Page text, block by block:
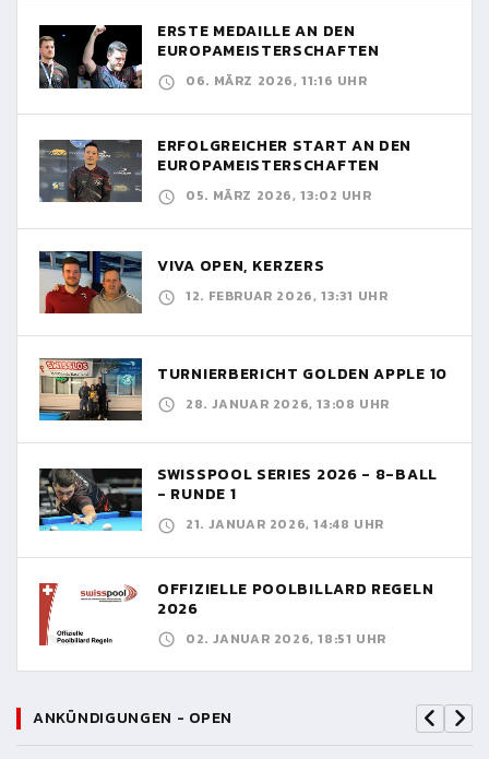
ERSTE MEDAILLE AN DEN
EUROPAMEISTERSCHAFTEN
06. MÄRZ 2026, 11:16 UHR
ERFOLGREICHER START AN DEN
EUROPAMEISTERSCHAFTEN
05. MÄRZ 2026, 13:02 UHR
VIVA OPEN, KERZERS
12. FEBRUAR 2026, 13:31 UHR
TURNIERBERICHT GOLDEN APPLE 10
28. JANUAR 2026, 13:08 UHR
SWISSPOOL SERIES 2026 - 8-BALL
- RUNDE 1
21. JANUAR 2026, 14:48 UHR
OFFIZIELLE POOLBILLARD REGELN
2026
02. JANUAR 2026, 18:51 UHR
ANKÜNDIGUNGEN - OPEN